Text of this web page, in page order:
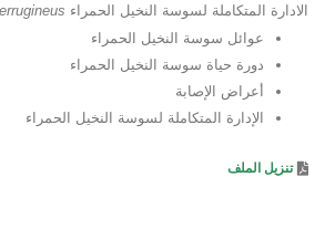
الادارة المتكاملة لسوسة النخيل الحمراء
عوائل سوسة النخيل الحمراء
دورة حياة سوسة النخيل الحمراء
أعراض الإصابة
الإدارة المتكاملة لسوسة النخيل الحمراء
تنزيل الملف